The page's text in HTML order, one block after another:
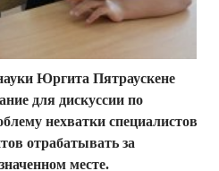
Юргита Пятраускене
для дискуссии по
нехватки специалистов
отрабатывать за
месте.